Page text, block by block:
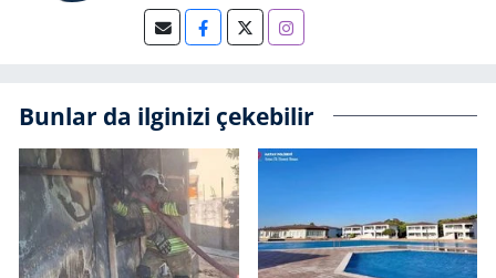
Bunlar da ilginizi çekebilir